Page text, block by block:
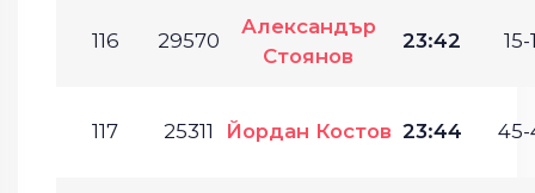
116 29570
Александър
Стоянов
23:42 15-
117 25311 Йордан Костов 23:44 45-